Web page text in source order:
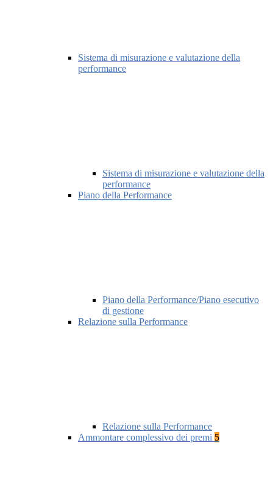
Sistema di misurazione e valutazione della
performance
Sistema di misurazione e valutazione della
performance
Piano della Performance
Piano della Performance/Piano esecutivo
di gestione
Relazione sulla Performance
Relazione sulla Performance
Ammontare complessivo dei premi 5